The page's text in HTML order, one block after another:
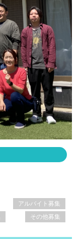
アルバイト募集
その他募集